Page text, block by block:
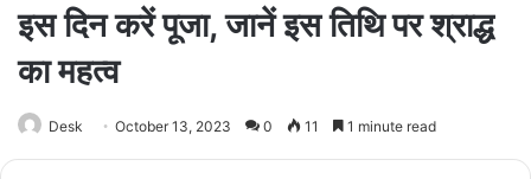
इस दिन करें पूजा, जानें इस तिथि पर श्राद्ध
का महत्व
Desk October 13, 2023 0 11 1 minute read